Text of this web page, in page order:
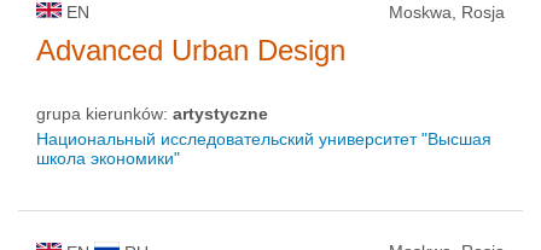
EN Moskwa, Rosja
Advanced Urban Design
grupa kierunków: artystyczne
Национальный исследовательский университет "Высшая
школа экономики"